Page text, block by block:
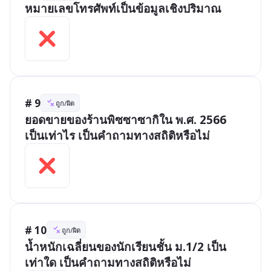
หมายเลขโทรศัพท์เป็นข้อมูลเชิงปริมาณ
# 9 ถูก/ผิด
ยอดขายของร้านพิซซาซากิใน พ.ศ. 2566
เป็นเท่าไร เป็นคำถามทางสถิติหรือไม่
# 10 ถูก/ผิด
น้ำหนักเฉลี่ยนของนักเรียนชั้น ม.1/2 เป็น
เท่าใด เป็นคำถามทางสถิติหรือไม่